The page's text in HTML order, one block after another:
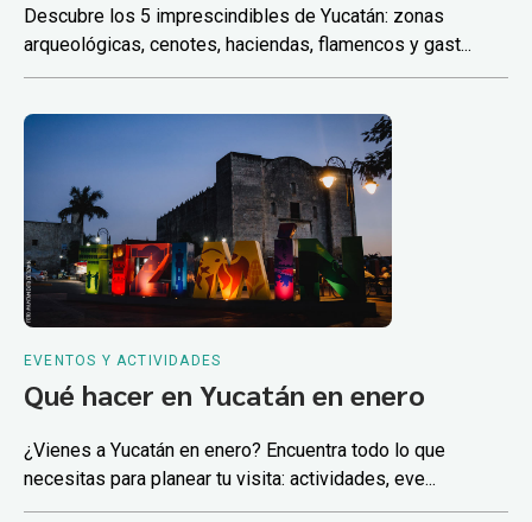
Descubre los 5 imprescindibles de Yucatán: zonas
arqueológicas, cenotes, haciendas, flamencos y gast...
EVENTOS Y ACTIVIDADES
Qué hacer en Yucatán en enero
¿Vienes a Yucatán en enero? Encuentra todo lo que
necesitas para planear tu visita: actividades, eve...